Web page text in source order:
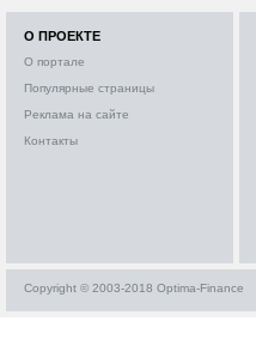
О ПРОЕКТЕ
О портале
Популярные страницы
Реклама на сайте
Контакты
Copyright © 2003-2018 Optima-Finance